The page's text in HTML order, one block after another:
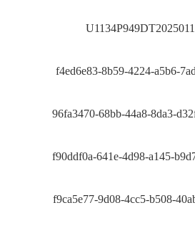
f4ed6e83-8b59-4224-a5b6-
96fa3470-68bb-44a8-8da3-
f90ddf0a-641e-4d98-a145-
f9ca5e77-9d08-4cc5-b508-